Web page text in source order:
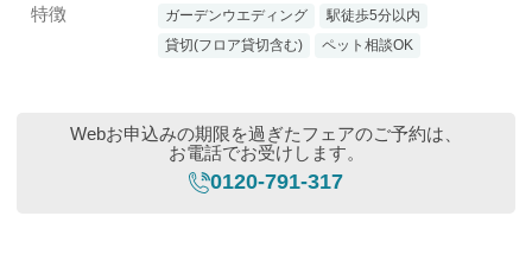
特徴 ガーデンウエディング
駅徒歩5分以内
貸切(フロア貸切含む)
ペット相談OK
Webお申込みの期限を過ぎたフェアのご予約は、
お電話でお受けします。
0120-791-317